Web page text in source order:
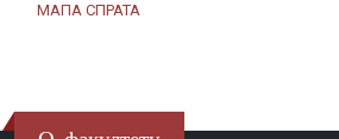
МАПА СПРАТА